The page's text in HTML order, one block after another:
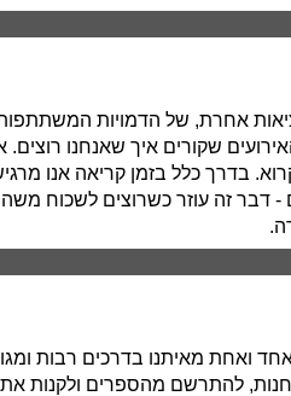
אחרת, של הדמויות המשתתפות
שקורים איך שאנחנו
בדרך כלל בזמן קריאה אנו
- דבר זה עוזר כשרוצים לשכוח
ואחת מאיתנו בדרכים רבות
להתרשם מהספרים ולקנות את